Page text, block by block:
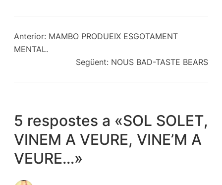
Anterior: MAMBO PRODUEIX ESGOTAMENT
MENTAL.
Següent: NOUS BAD-TASTE BEARS
5 respostes a «SOL SOLET,
VINEM A VEURE, VINE’M A
VEURE…»